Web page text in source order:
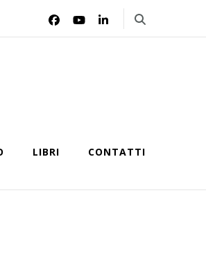
LIBRI CONTATTI